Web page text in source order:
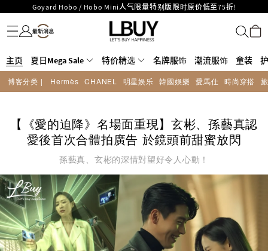
LBuy呈献 - Hermès 及 Chanel 手袋及首饰低至6折，立即入手!
LBuy Nintendo Switch / Nintendo Switch 2 正规商品零售店登陆MOKO 4楼
426号铺！
MOKO 1楼175号铺旗舰店特设名牌Hermès、CHANEL及LV专区！
购物满HKD500即享免运费！
LBuy获香港知识产权署颁发2026《正版正货承诺》商标
名牌服饰
潮流服饰
童装
护肤美妆
香水香薰
个人护理
母婴护理
游戏及精品玩具
文仪用品
家居生活
电子产品
美食
医药保健
运动与户外用品
主页 夏日Mega Sale 特价精选 名牌服饰 潮流服饰 童装
博客分类 | Hermès CHANEL 明星娱乐 韓國娛樂 愛馬仕 時尚穿搭
【《愛的迫降》名場面重現】玄彬、孫藝真認
愛後首次合體拍廣告 於鏡頭前甜蜜放閃
孫藝真、玄彬的深情對望好令人心動！